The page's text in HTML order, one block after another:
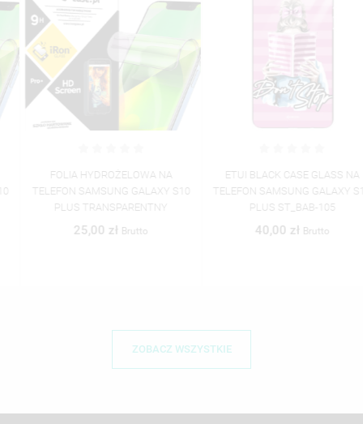
FOLIA HYDROŻELOWA NA
TELEFON SAMSUNG GALAXY S10
PLUS TRANSPARENTNY
25,00 złBrutto
ETUI BLACK CASE GLASS NA
TELEFON SAMSUNG GALAXY S10
PLUS ST_BAB-105
40,00 złBrutto
ZOBACZ WSZYSTKIE